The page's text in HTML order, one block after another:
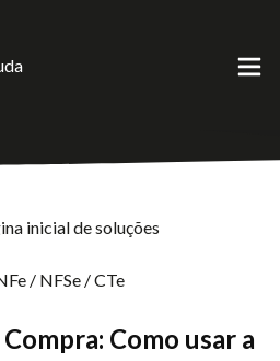
inicial de soluções
/ NFSe / CTe
Como usar a